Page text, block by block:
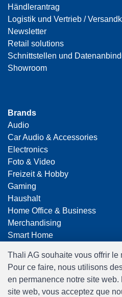
Händlerantrag
Logistik und Vertrieb /
Newsletter
Retail solutions
Schnittstellen und
Showroom
Brands
Audio
Car Audio & Accessories
Electronics
Foto & Video
Freizeit & Hobby
Gaming
Haushalt
Home Office & Business
Merchandising
Smart Home
Travel
Thali AG souhaite vous offrir
Pour ce faire, nous utilisons
en permanence notre site
site web, vous acceptez que